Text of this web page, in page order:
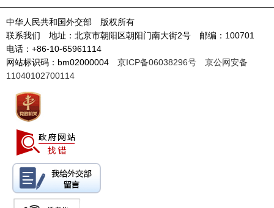
中华人民共和国外交部 版权所有
联系我们 地址：北京市朝阳区朝阳门南大街2号 邮编：100701
电话：+86-10-65961114
网站标识码：bm02000004 京ICP备06038296号
京公网安备
11040102700114